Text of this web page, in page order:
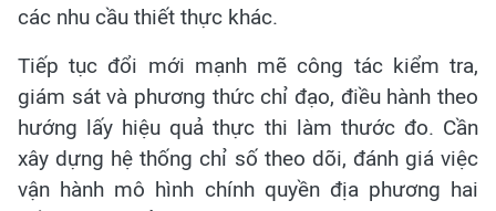
các nhu cầu thiết thực khác.
Tiếp tục đổi mới mạnh mẽ công tác kiểm tra,
giám sát và phương thức chỉ đạo, điều hành theo
hướng lấy hiệu quả thực thi làm thước đo. Cần
xây dựng hệ thống chỉ số theo dõi, đánh giá việc
vận hành mô hình chính quyền địa phương hai